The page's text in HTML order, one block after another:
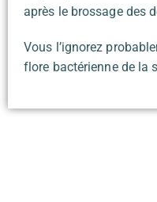
après le brossage des
Vous l’ignorez
flore bactérienne de la